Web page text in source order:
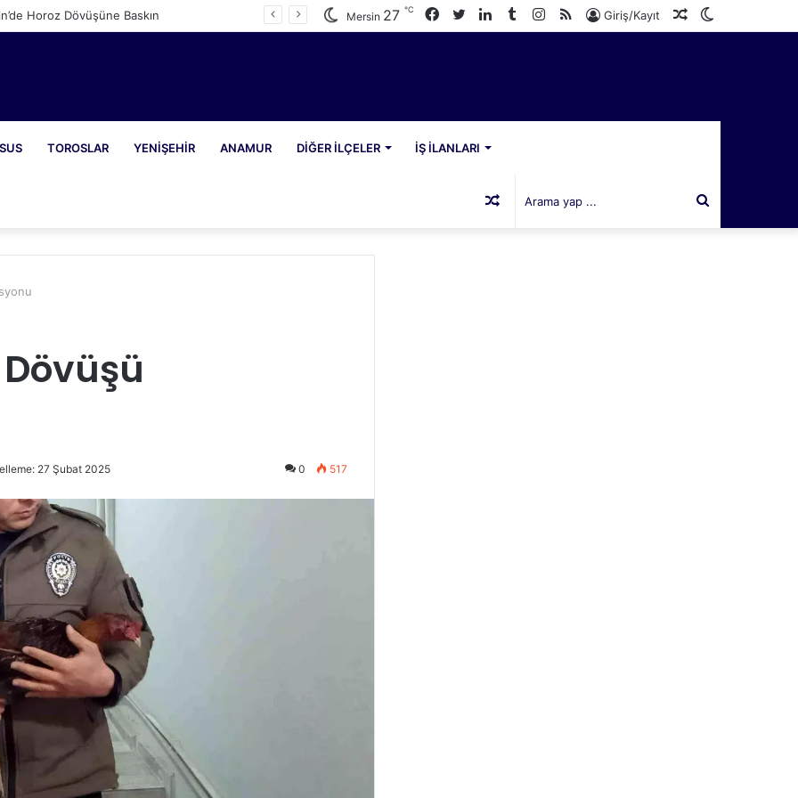
Horoz Dövüşüne Baskın
Rastgele
Giriş/Kayıt
RSS
Instagram
Tumblr
LinkedIn
Twitter
Facebook
Mersin 27 ℃
TOROSLAR YENIŞEHIR ANAMUR DIĞER İLÇELER İŞ İLANLARI
Arama
Rastgele
27 Şubat 2025 0 517